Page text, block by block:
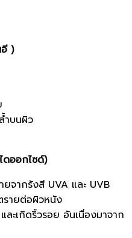
)
ำบนผิว
ดออกไซด์)
จากรังสี UVA และ UVB
รายต่อผิวหนัง
ะเกิดริ้วรอย อันเนื่องมาจาก